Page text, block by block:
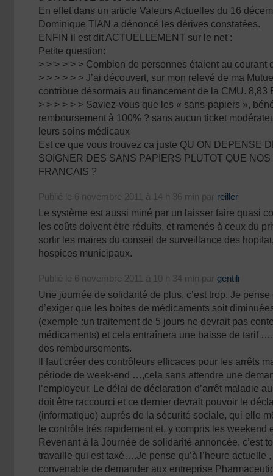
En effet dans un article Valeurs Actuelles du 16
Dominique TIAN a dénoncé les dérives constatées.
ENFIN il est dit ACTUELLEMENT sur le net :
Petite question:
> > > > > > Combien de personnes étaient au courant
> > > > > > J’ai découvert, sur mon relevé de ma
contribue désormais au financement de la CMU. 8,83
> > > > > > Saviez-vous que les « sans-papiers »,
remboursement à 100% ? sans aucun ticket
leurs soins médicaux
Est ce que vous trouvez ca juste QU ON DEPENSE
SOIGNER DES SANS PAPIERS PLUTOT QUE
FRANCAIS ?
Publié le 6 novembre 2011 à 14 h 36 min par reiller
Le système est aussi miné par un laisser faire quasi
les coûts doivent étre réduits, et ramenés à ceux du
sortir les maires du conseil de surveillance des
hospices municipaux.
Publié le 6 novembre 2011 à 10 h 34 min par gentili
Une journée de solidarité de plus, c’est trop. Je pense
d’exiger que les boites de médicaments soit
(exemple :un traitement de 5 jours ne devrait pas
médicaments) et cela entraînera une baisse de tarif
des remboursements.
Il faut créer des contrôleurs efficaces pour les arrêts
période de week-end …,cela sans attendre une
l’employeur. Le délai de déclaration d’arrêt maladie
doit être raccourci et ce dernier devrait pouvoir le
(informatique) auprés de la sécurité sociale, qui elle
le contrôle trés rapidement et, y compris les weekend
Revenant à la Journée de solidarité annoncée, c’est
travaille qui est taxé….Je pense qu’à l’heure actuelle
convenable de demander aux entreprise